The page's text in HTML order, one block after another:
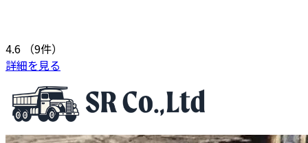
4.6
（9件）
詳細を見る